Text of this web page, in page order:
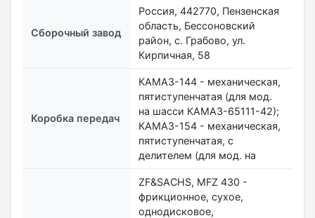
Сборочный завод
Россия, 442770, Пензенская
область, Бессоновский
район, с. Грабово, ул.
Кирпичная, 58
Коробка передач
КАМАЗ-144 - механическая,
пятиступенчатая (для мод.
на шасси КАМАЗ-65111-42);
КАМАЗ-154 - механическая,
пятиступенчатая, с
делителем (для мод. на
ZF&SACHS, MFZ 430 -
фрикционное, сухое,
однодисковое,